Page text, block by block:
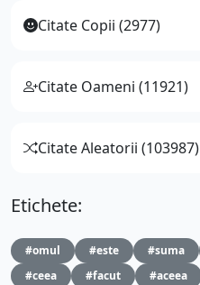
Citate Copii (2977)
Citate Oameni (11921)
Citate Aleatorii (103987)
Etichete:
#omul #este #suma
#ceea
#facut #aceea